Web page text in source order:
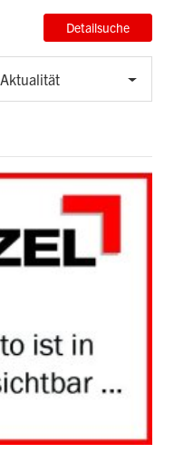
Detailsuche
Aktualität